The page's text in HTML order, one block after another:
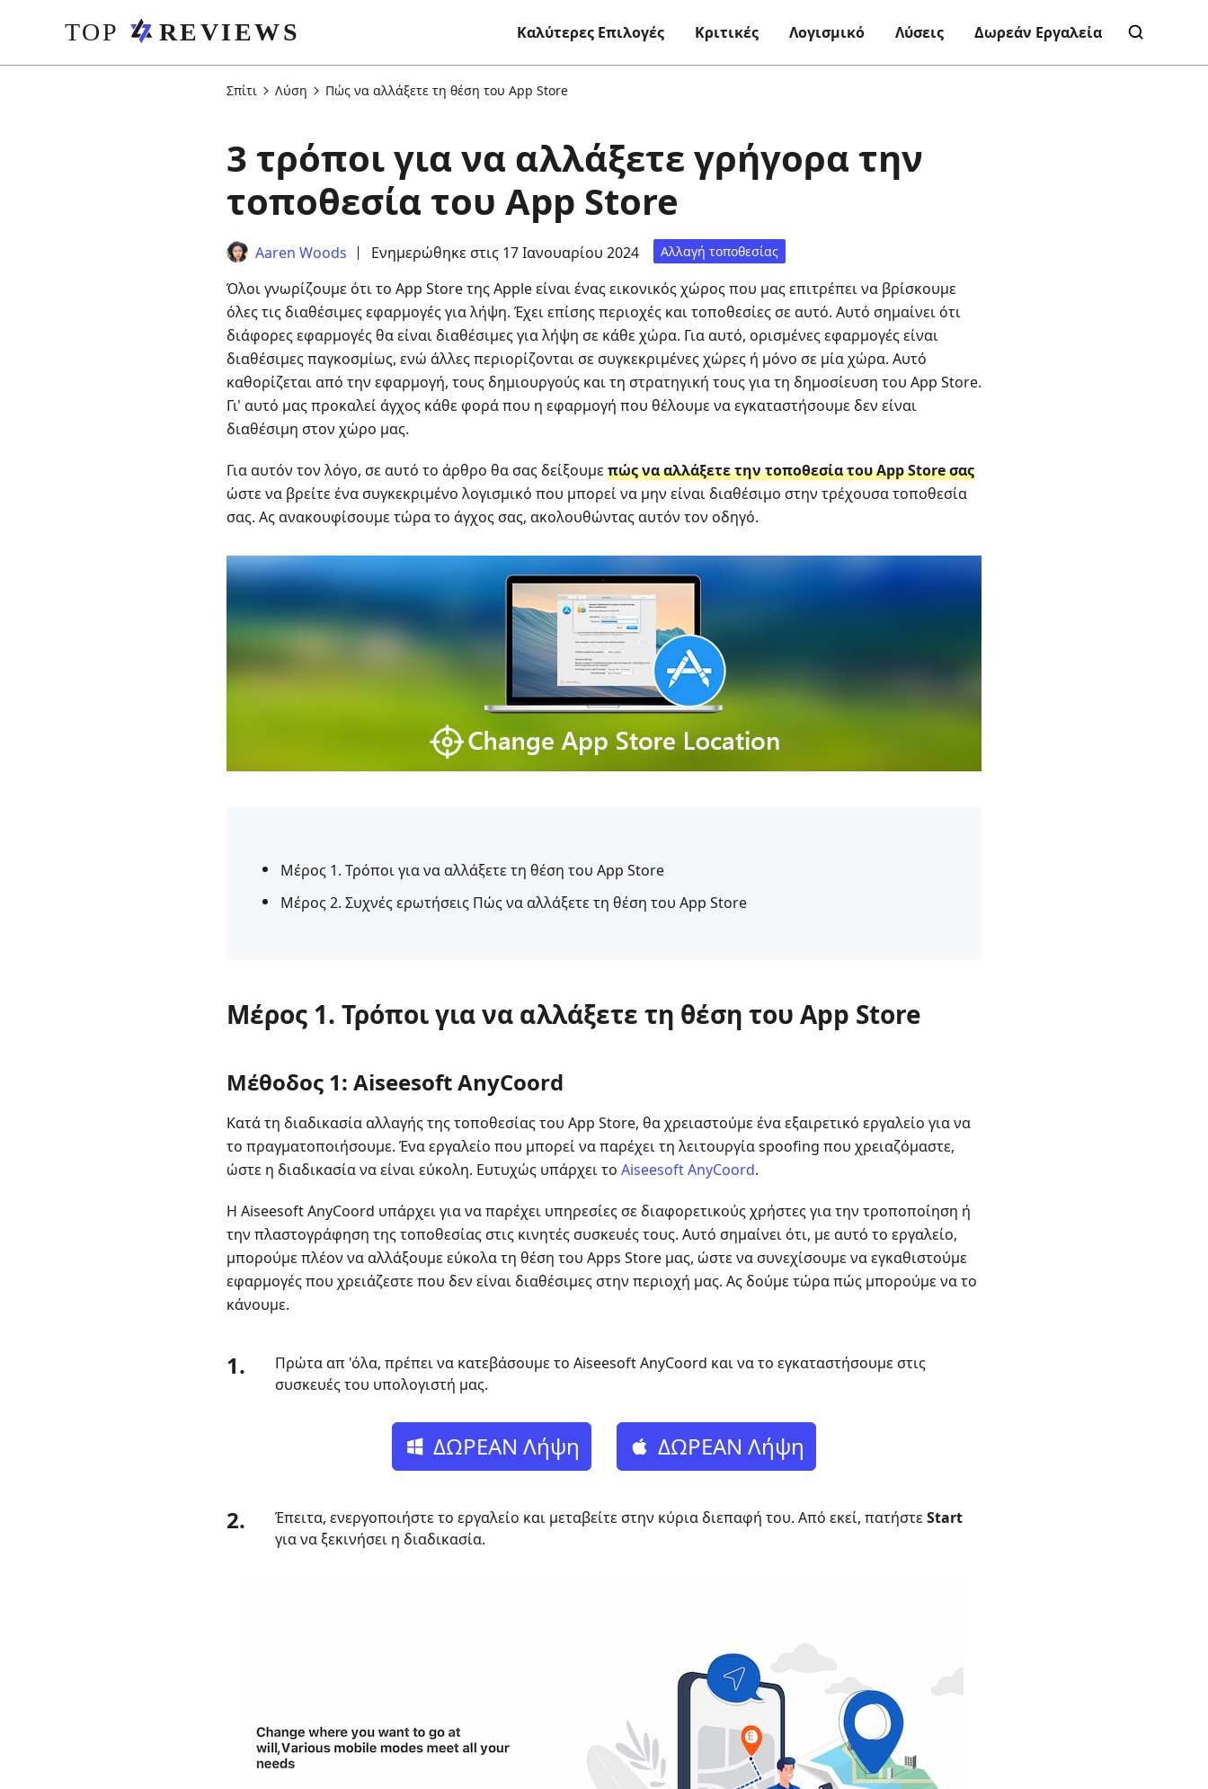
Καλύτερες Επιλογές Κριτικές Λογισμικό Λύσεις Δωρεάν Εργαλεία
Σπίτι Λύση Πώς να αλλάξετε τη θέση του App Store
3 τρόποι για να αλλάξετε γρήγορα την
τοποθεσία του App Store
Aaren Woods Ενημερώθηκε στις 17 Ιανουαρίου 2024 Αλλαγή τοποθεσίας
Όλοι γνωρίζουμε ότι το App Store της Apple είναι ένας εικονικός χώρος που μας επιτρέπει να βρίσκουμε
όλες τις διαθέσιμες εφαρμογές για λήψη. Έχει επίσης περιοχές και τοποθεσίες σε αυτό. Αυτό σημαίνει ότι
διάφορες εφαρμογές θα είναι διαθέσιμες για λήψη σε κάθε χώρα. Για αυτό, ορισμένες εφαρμογές είναι
διαθέσιμες παγκοσμίως, ενώ άλλες περιορίζονται σε συγκεκριμένες χώρες ή μόνο σε μία χώρα. Αυτό
καθορίζεται από την εφαρμογή, τους δημιουργούς και τη στρατηγική τους για τη δημοσίευση του App Store.
Γι' αυτό μας προκαλεί άγχος κάθε φορά που η εφαρμογή που θέλουμε να εγκαταστήσουμε δεν είναι
διαθέσιμη στον χώρο μας.
Για αυτόν τον λόγο, σε αυτό το άρθρο θα σας δείξουμεπώς να αλλάξετε την τοποθεσία του App Store σας
ώστε να βρείτε ένα συγκεκριμένο λογισμικό που μπορεί να μην είναι διαθέσιμο στην τρέχουσα τοποθεσία
σας. Ας ανακουφίσουμε τώρα το άγχος σας, ακολουθώντας αυτόν τον οδηγό.
Μέρος 1. Τρόποι για να αλλάξετε τη θέση του App Store
Μέρος 2. Συχνές ερωτήσεις Πώς να αλλάξετε τη θέση του App Store
Μέρος 1. Τρόποι για να αλλάξετε τη θέση του App Store
Μέθοδος 1: Aiseesoft AnyCoord
Κατά τη διαδικασία αλλαγής της τοποθεσίας του App Store, θα χρειαστούμε ένα εξαιρετικό εργαλείο για να
το πραγματοποιήσουμε. Ένα εργαλείο που μπορεί να παρέχει τη λειτουργία spoofing που χρειαζόμαστε,
ώστε η διαδικασία να είναι εύκολη. Ευτυχώς υπάρχει το Aiseesoft AnyCoord.
Η Aiseesoft AnyCoord υπάρχει για να παρέχει υπηρεσίες σε διαφορετικούς χρήστες για την τροποποίηση ή
την πλαστογράφηση της τοποθεσίας στις κινητές συσκευές τους. Αυτό σημαίνει ότι, με αυτό το εργαλείο,
μπορούμε πλέον να αλλάξουμε εύκολα τη θέση του Apps Store μας, ώστε να συνεχίσουμε να εγκαθιστούμε
εφαρμογές που χρειάζεστε που δεν είναι διαθέσιμες στην περιοχή μας. Ας δούμε τώρα πώς μπορούμε να το
κάνουμε.
1.
Πρώτα απ 'όλα, πρέπει να κατεβάσουμε το Aiseesoft AnyCoord και να το εγκαταστήσουμε στις
συσκευές του υπολογιστή μας.
ΔΩΡΕΑΝ Λήψη ΔΩΡΕΑΝ Λήψη
2. Έπειτα, ενεργοποιήστε το εργαλείο και μεταβείτε στην κύρια διεπαφή του. Από εκεί, πατήστεStart
για να ξεκινήσει η διαδικασία.